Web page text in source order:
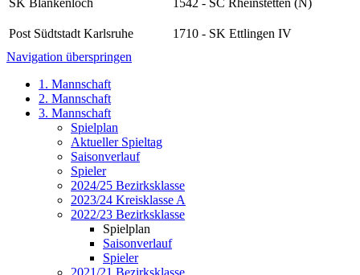
SK Blankenloch 1542 - SC Rheinstetten (N)
Post Südtstadt Karlsruhe 1710 - SK Ettlingen IV
Navigation überspringen
1. Mannschaft
2. Mannschaft
3. Mannschaft
Spielplan
Aktueller Spieltag
Saisonverlauf
Spieler
2024/25 Bezirksklasse
2023/24 Kreisklasse A
2022/23 Bezirksklasse
Spielplan
Saisonverlauf
Spieler
2021/21 Bezirksklasse